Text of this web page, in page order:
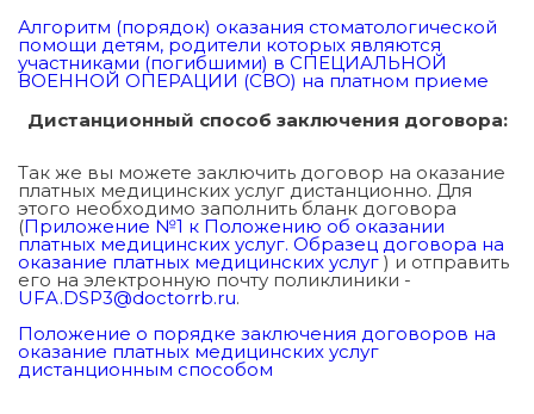
Алгоритм (порядок) оказания стоматологической
помощи детям, родители которых являются
участниками (погибшими) в СПЕЦИАЛЬНОЙ
ВОЕННОЙ ОПЕРАЦИИ (СВО) на платном приеме
Дистанционный способ заключения договора:
Так же вы можете заключить договор на оказание
платных медицинских услуг дистанционно. Для
этого необходимо заполнить бланк договора
(Приложение №1 к Положению об оказании
платных медицинских услуг. Образец договора на
оказание платных медицинских услуг ) и отправить
его на электронную почту поликлиники -
UFA.DSP3@doctorrb.ru.
Положение о порядке заключения договоров на
оказание платных медицинских услуг
дистанционным способом